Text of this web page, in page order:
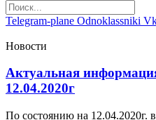
Telegram-plane Odnoklassniki
Новости
Актуальная
12.04.2020г
По состоянию на 12.04.2020г.